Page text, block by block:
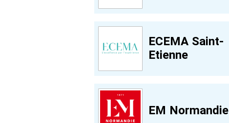
ECEMA Saint-
Etienne
EM Normandie